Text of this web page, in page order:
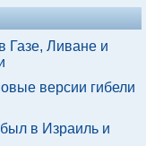
Газе, Ливане и
версии гибели
в Израиль и